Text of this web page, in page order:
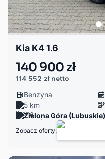
Kia K4 1.6
140 900 zł
114 552 zł netto
Benzyna
5 km
Zielona Góra (Lubuskie)
Zobacz oferty: